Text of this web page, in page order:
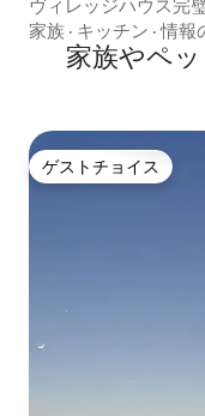
ヴィレッジハウス完
家族 · キッチン ·情報
家族やペ
ゲストチョイス
ゲストチョイス